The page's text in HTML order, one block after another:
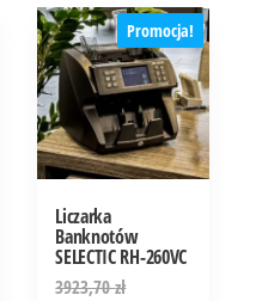
Promocja!
Liczarka
Banknotów
SELECTIC RH-260VC
3923,70zł